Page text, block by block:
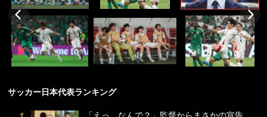
サッカー日本代表ランキング